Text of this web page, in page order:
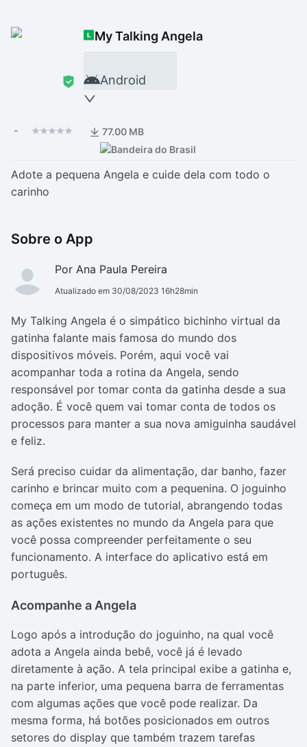
My Talking Angela
Android
- 77.00 MB
Adote a pequena Angela e cuide dela com todo o
carinho
Sobre o App
Por Ana Paula Pereira
Atualizado em 30/08/2023 16h28min
My Talking Angela é o simpático bichinho virtual da
gatinha falante mais famosa do mundo dos
dispositivos móveis. Porém, aqui você vai
acompanhar toda a rotina da Angela, sendo
responsável por tomar conta da gatinha desde a sua
adoção. É você quem vai tomar conta de todos os
processos para manter a sua nova amiguinha saudável
e feliz.
Será preciso cuidar da alimentação, dar banho, fazer
carinho e brincar muito com a pequenina. O joguinho
começa em um modo de tutorial, abrangendo todas
as ações existentes no mundo da Angela para que
você possa compreender perfeitamente o seu
funcionamento. A interface do aplicativo está em
português.
Acompanhe a Angela
Logo após a introdução do joguinho, na qual você
adota a Angela ainda bebê, você já é levado
diretamente à ação. A tela principal exibe a gatinha e,
na parte inferior, uma pequena barra de ferramentas
com algumas ações que você pode realizar. Da
mesma forma, há botões posicionados em outros
setores do display que também trazem tarefas